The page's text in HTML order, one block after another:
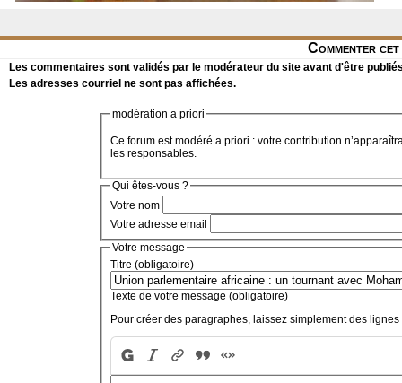
Commenter
Les commentaires sont validés par le modérateur du site avant d'être
Les adresses courriel ne sont pas affichées.
modération a priori
Ce forum est modéré a priori : votre contribution
les responsables.
Qui êtes-vous ?
Votre nom
Votre adresse email
Votre message
Titre (obligatoire)
Texte de votre message (obligatoire)
Pour créer des paragraphes, laissez simplement des lignes